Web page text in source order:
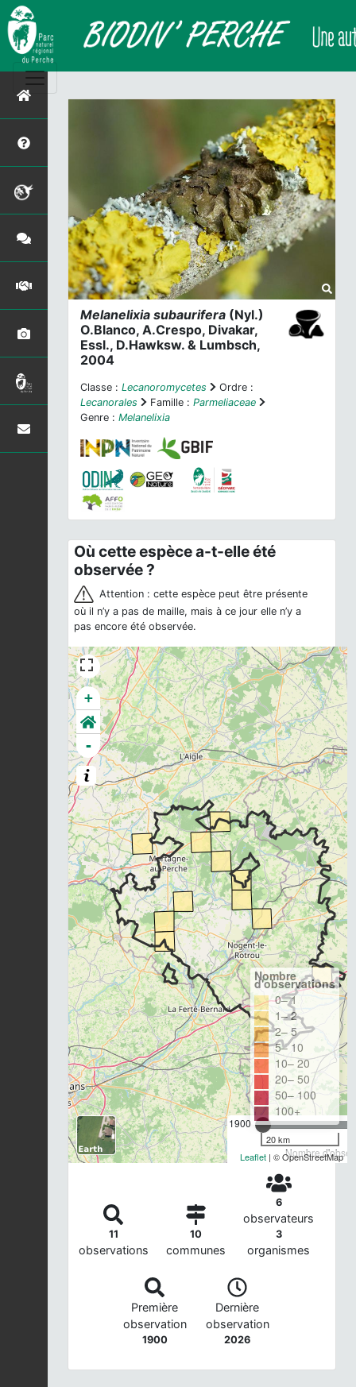
Melanelixia subaurifera (Nyl.)
O.Blanco, A.Crespo, Divakar,
Essl., D.Hawksw. & Lumbsch,
2004
Classe : Lecanoromycetes
Ordre :
Lecanorales
Famille : Parmeliaceae
Genre : Melanelixia
Où cette espèce a-t-elle été
observée ?
Attention : cette espèce peut être présente
où il n’y a pas de maille, mais à ce jour elle n’y a
pas encore été observée.
+
-
1900
Nombre
Nombre
d'observations
0– 1
1– 2
2– 5
5– 10
10– 20
20– 50
50– 100
100+
20 km
Leaflet | © OpenStreetMap
11
observations
10
communes
6
observateurs
3
organismes
Première
observation
1900
Dernière
observation
2026